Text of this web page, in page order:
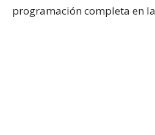
programación completa en